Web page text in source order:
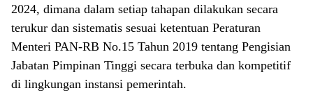
2024, dimana dalam setiap tahapan dilakukan secara
terukur dan sistematis sesuai ketentuan Peraturan
Menteri PAN-RB No.15 Tahun 2019 tentang Pengisian
Jabatan Pimpinan Tinggi secara terbuka dan kompetitif
di lingkungan instansi pemerintah.